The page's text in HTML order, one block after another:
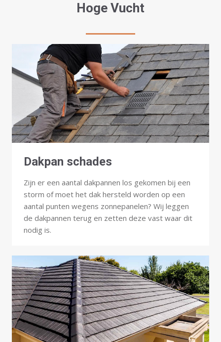
Hoge Vucht
Dakpan schades
Zijn er een aantal dakpannen los gekomen bij een
storm of moet het dak hersteld worden op een
aantal punten wegens zonnepanelen? Wij leggen
de dakpannen terug en zetten deze vast waar dit
nodig is.